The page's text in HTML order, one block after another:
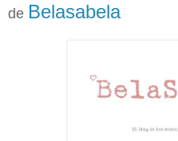
de Belasabela